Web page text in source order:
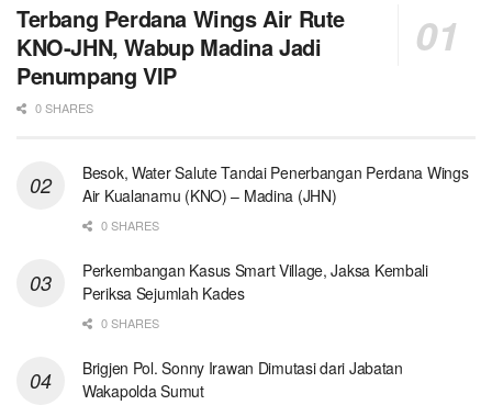
Terbang Perdana Wings Air Rute
KNO-JHN, Wabup Madina Jadi
Penumpang VIP
0 SHARES
Besok, Water Salute Tandai Penerbangan Perdana Wings
Air Kualanamu (KNO) – Madina (JHN)
0 SHARES
Perkembangan Kasus Smart Village, Jaksa Kembali
Periksa Sejumlah Kades
0 SHARES
Brigjen Pol. Sonny Irawan Dimutasi dari Jabatan
Wakapolda Sumut